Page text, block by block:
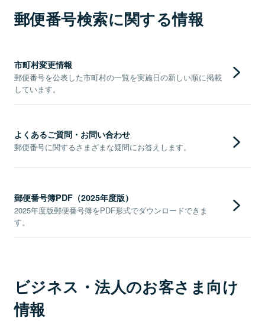
郵便番号検索に関する情報
市町村変更情報
郵便番号を公表した市町村の一覧を実施日の新しい順に掲載
しています。
よくあるご質問・お問い合わせ
郵便番号に関するさまざまな疑問にお答えします。
郵便番号簿PDF（2025年度版）
2025年度版郵便番号簿をPDF形式でダウンロードできま
す。
ビジネス・法人のお客さま向け
情報